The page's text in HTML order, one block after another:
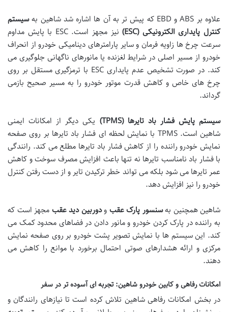
علاوه بر ABS و EBD که پیش تر به آن ها اشاره شد شاهین به
سیستم
کنترل پایداری الکترونیکی (ESC)
نیز مجهز است. ESC با پایش مداوم
سرعت چرخ ها زاویه فرمان و سایر پارامترهای دینامیکی خودرو از انحراف
خودرو از مسیر اصلی در شرایط لغزنده یا مانورهای ناگهانی جلوگیری می
کند. در صورت تشخیص عدم پایداری ESC با ترمزگیری مستقل بر روی
چرخ های خاص و کاهش قدرت موتور خودرو را به مسیر صحیح بازمی
گرداند.
سیستم پایش فشار باد تایرها (TPMS)
یکی دیگر از امکانات ایمنی
شاهین است. TPMS با نمایش لحظه ای فشار باد تایرها بر روی صفحه
نمایش خودرو راننده را از کاهش فشار باد تایرها مطلع می کند. رانندگی
با فشار باد نامناسب تایرها نه تنها باعث افزایش مصرف سوخت و کاهش
عمر تایرها می شود بلکه می تواند خطر ترکیدن تایر و از دست رفتن کنترل
خودرو را نیز افزایش دهد.
شاهین همچنین بهسنسور پارک عقب ودوربین دید عقب مجهز است که
به راننده در پارک کردن خودرو و مانور دادن در فضاهای محدود کمک می
کند. این سیستم ها با نمایش تصویر پشت خودرو بر روی صفحه نمایش
مرکزی و ارائه هشدارهای صوتی احتمال برخورد با موانع را کاهش می
دهند.
امکانات رفاهی و کابین خودرو شاهین: تجربه ای آسوده تر در سفر
در بخش امکانات رفاهی شاهین تلاش کرده است تا نیازهای رانندگان و